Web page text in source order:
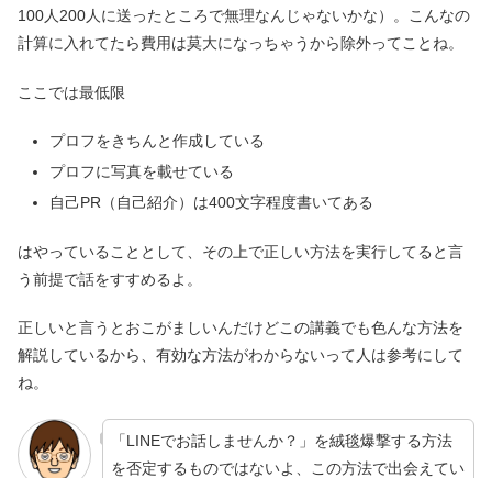
100人200人に送ったところで無理なんじゃないかな）。こんなの
計算に入れてたら費用は莫大になっちゃうから除外ってことね。
ここでは最低限
プロフをきちんと作成している
プロフに写真を載せている
自己PR（自己紹介）は400文字程度書いてある
はやっていることとして、その上で正しい方法を実行してると言
う前提で話をすすめるよ。
正しいと言うとおこがましいんだけどこの講義でも色んな方法を
解説しているから、有効な方法がわからないって人は参考にして
ね。
「LINEでお話しませんか？」を絨毯爆撃する方法
を否定するものではないよ、この方法で出会えてい